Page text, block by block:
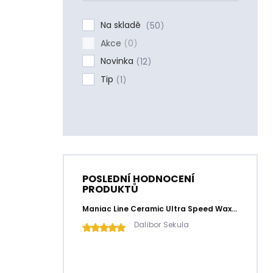
Na skladě
50
Akce
0
Novinka 12
Tip 1
POSLEDNÍ HODNOCENÍ
PRODUKTŮ
Maniac Line Ceramic Ultra Speed Wax | keramický rychlý vosk 500 ml
Dalibor Sekula